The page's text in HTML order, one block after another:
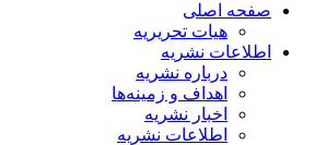
صفحه اصلی
هیات تحریریه
اطلاعات نشریه
درباره نشریه
اهداف و زمینه‌ها
اخبار نشریه
اطلاعات نشریه